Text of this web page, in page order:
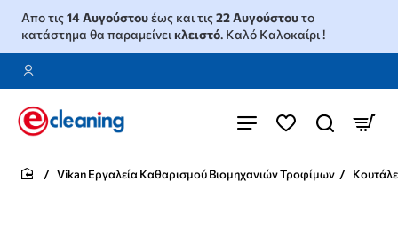
Απο τις14 Αυγούστουέως και τις22 Αυγούστουτο
κατάστημα θα παραμείνεικλειστό. Καλό Καλοκαίρι !
Vikan Εργαλεία Καθαρισμού Βιομηχανιών Τροφίμων